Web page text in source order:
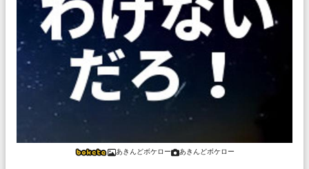
あきんどボケロー あきんどボケロー